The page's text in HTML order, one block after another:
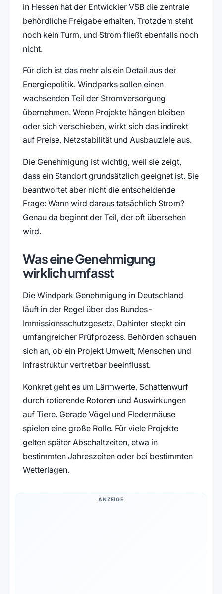
in Hessen hat der Entwickler VSB die zentrale
behördliche Freigabe erhalten. Trotzdem steht
noch kein Turm, und Strom fließt ebenfalls noch
nicht.
Für dich ist das mehr als ein Detail aus der
Energiepolitik. Windparks sollen einen
wachsenden Teil der Stromversorgung
übernehmen. Wenn Projekte hängen bleiben
oder sich verschieben, wirkt sich das indirekt
auf Preise, Netzstabilität und Ausbauziele aus.
Die Genehmigung ist wichtig, weil sie zeigt,
dass ein Standort grundsätzlich geeignet ist. Sie
beantwortet aber nicht die entscheidende
Frage: Wann wird daraus tatsächlich Strom?
Genau da beginnt der Teil, der oft übersehen
wird.
Was eine Genehmigung
wirklich umfasst
Die Windpark Genehmigung in Deutschland
läuft in der Regel über das Bundes-
Immissionsschutzgesetz. Dahinter steckt ein
umfangreicher Prüfprozess. Behörden schauen
sich an, ob ein Projekt Umwelt, Menschen und
Infrastruktur vertretbar beeinflusst.
Konkret geht es um Lärmwerte, Schattenwurf
durch rotierende Rotoren und Auswirkungen
auf Tiere. Gerade Vögel und Fledermäuse
spielen eine große Rolle. Für viele Projekte
gelten später Abschaltzeiten, etwa in
bestimmten Jahreszeiten oder bei bestimmten
Wetterlagen.
ANZEIGE